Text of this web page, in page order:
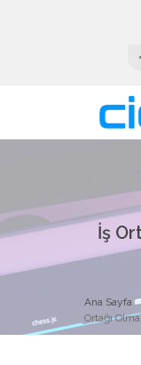
İş
Ana Sayfa
Ortağı